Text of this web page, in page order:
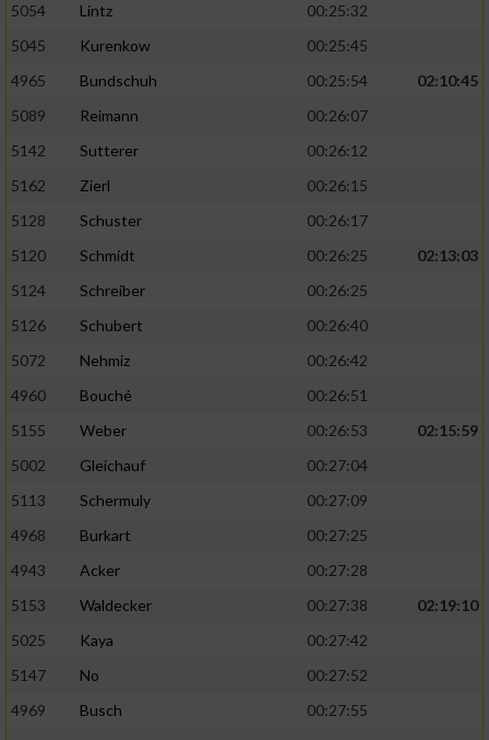
5054
Lintz
00:25:32
5045
Kurenkow
00:25:45
4965
Bundschuh 00:25:54
02:10:45
5089
Reimann
00:26:07
5142
Sutterer
00:26:12
5162
Zierl
00:26:15
5128
Schuster
00:26:17
5120
Schmidt 00:26:25
02:13:03
5124
Schreiber
00:26:25
5126
Schubert
00:26:40
5072
Nehmiz
00:26:42
4960
Bouché
00:26:51
5155
Weber 00:26:53
02:15:59
5002
Gleichauf
00:27:04
5113
Schermuly
00:27:09
4968
Burkart
00:27:25
4943
Acker
00:27:28
5153
Waldecker 00:27:38
02:19:10
5025
Kaya
00:27:42
5147
No
00:27:52
4969
Busch
00:27:55